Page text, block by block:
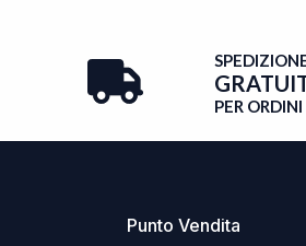
PER
Punto Vendita